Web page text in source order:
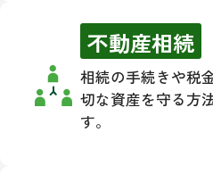
不動産相続
相続の手続きや税
切な資産を守る方
す。